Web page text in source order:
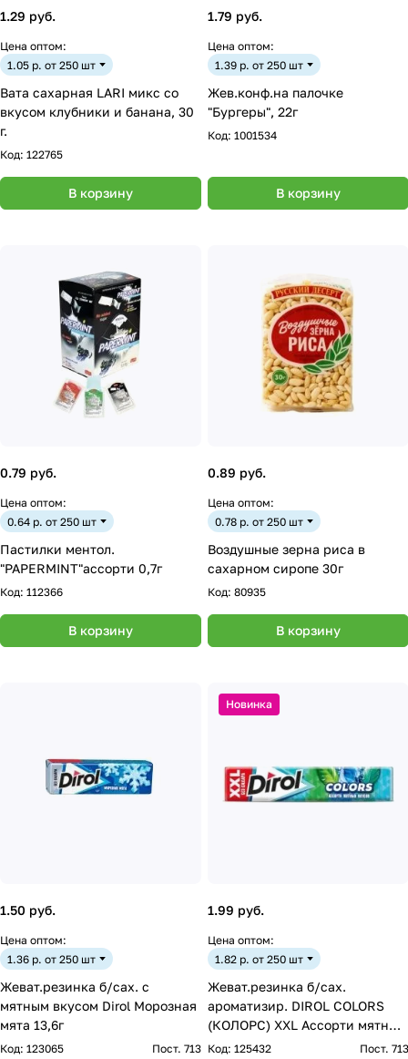
1.29 руб.
Цена оптом:
1.05 р. от 250 шт
Вата сахарная LARI микс со
вкусом клубники и банана, 30
г.
Код: 122765
В корзину
1.79 руб.
Цена оптом:
1.39 р. от 250 шт
Жев.конф.на палочке
"Бургеры", 22г
Код: 1001534
В корзину
0.79 руб.
Цена оптом:
0.64 р. от 250 шт
Пастилки ментол.
"PAPERMINT"ассорти 0,7г
Код: 112366
В корзину
0.89 руб.
Цена оптом:
0.78 р. от 250 шт
Воздушные зерна риса в
сахарном сиропе 30г
Код: 80935
В корзину
1.50 руб.
Цена оптом:
1.36 р. от 250 шт
Жеват.резинка б/сах. с
мятным вкусом Dirol Морозная
мята 13,6г
Код: 123065 Пост. 713
Новинка
1.99 руб.
Цена оптом:
1.82 р. от 250 шт
Жеват.резинка б/сах.
ароматизир. DIROL COLORS
(КОЛОРС) XXL Ассорти мятных
вкусов 19г
Код: 125432 Пост. 713